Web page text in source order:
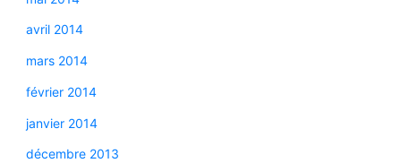
avril 2014
mars 2014
février 2014
janvier 2014
décembre 2013